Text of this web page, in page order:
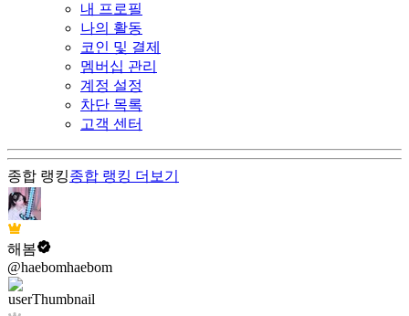
내 프로필
나의 활동
코인 및 결제
멤버십 관리
계정 설정
차단 목록
고객 센터
종합 랭킹종합 랭킹 더보기
해봄
@haebomhaebom